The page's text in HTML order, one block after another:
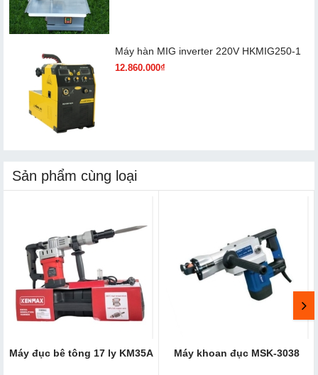
Máy hàn MIG inverter 220V HKMIG250-1
12.860.000₫
Sản phẩm cùng loại
Máy đục bê tông 17 ly KM35A Máy khoan đục MSK-3038